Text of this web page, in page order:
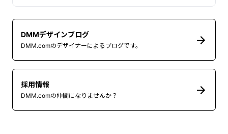
DMMデザインブログ
DMM.comのデザイナーによるブログです。
採用情報
DMM.comの仲間になりませんか？